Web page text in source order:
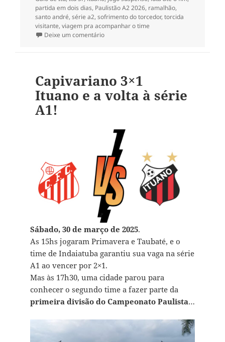
partida em dois dias, Paulistão A2 2026, ramalhão,
santo andré, série a2, sofrimento do torcedor, torcida
visitante, viagem pra acompanhar o time
Deixe um comentárioem 8ª rodada da série A2: derrota do
Capivariano 3×1
Ituano e a volta à série
A1!
Sábado, 30 de março de 2025.
As 15hs jogaram Primavera e Taubaté, e o
time de Indaiatuba garantiu sua vaga na série
A1 ao vencer por 2×1.
Mas às 17h30, uma cidade parou para
conhecer o segundo time a fazer parte da
primeira divisão do Campeonato Paulista…